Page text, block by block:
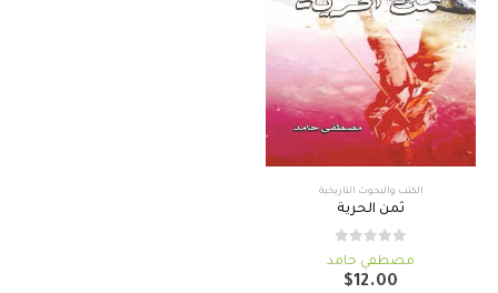
الكتب والبحوث التاريخية
ثمن الحرية
مصطفي حامد
$12.00